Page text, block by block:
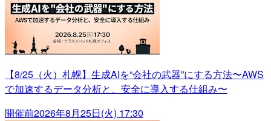
【8/25（火）札幌】生成AIを“会社の武器”にする方法〜AWS
で加速するデータ分析と、安全に導入する仕組み〜
開催前2026年8月25日(火) 17:30